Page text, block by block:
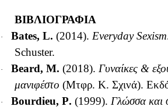
ΒΙΒΛΙΟΓΡΑΦΙΑ
· Bates, L. (2014). Everyday Sexism
Schuster.
· Beard, M. (2018). Γυναίκες &
μανιφέστο (Μτφρ. Κ. Σχινά).
· Bourdieu, P. (1999). Γλώσσα και